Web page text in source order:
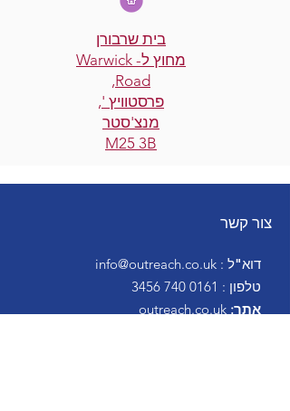
בית שרבורן
מחוץ ל- Warwick
Road,
פרסטוויץ ',
מנצ'סטר
M25 3B
צור קשר
דוא"ל :
info@outreach.co.uk
טלפון :
0161 740 3456
אתר: